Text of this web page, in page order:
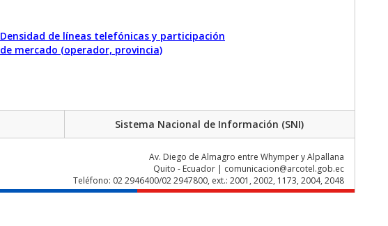
Densidad de líneas telefónicas y participación
de mercado (operador, provincia)
Sistema Nacional de Información (SNI)
Av. Diego de Almagro entre Whymper y Alpallana
Quito - Ecuador | comunicacion@arcotel.gob.ec
Teléfono: 02 2946400/02 2947800, ext.: 2001, 2002, 1173, 2004, 2048